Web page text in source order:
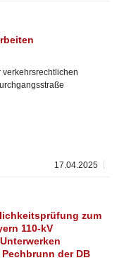
17.04.2025
zum
110-kV
der DB